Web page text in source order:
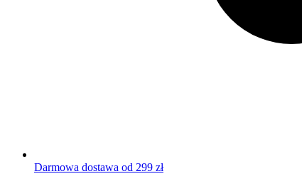
Darmowa dostawa od 299 zł